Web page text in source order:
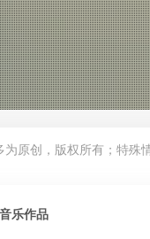
为原创，版权所有；特殊
乐作品